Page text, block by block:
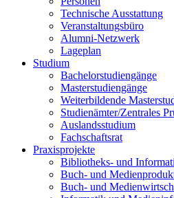
Technische Ausstattung
Veranstaltungsbüro
Alumni-Netzwerk
Lageplan
Studium
Bachelorstudiengänge
Masterstudiengänge
Weiterbildende
Studienämter/Zentrales
Auslandsstudium
Fachschaftsrat
Praxisprojekte
Bibliotheks- und
Buch- und
Buch- und